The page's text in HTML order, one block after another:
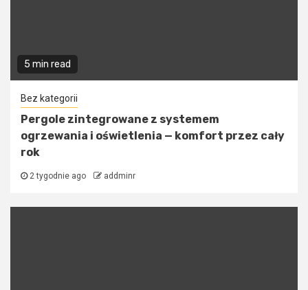
5 min read
Bez kategorii
Pergole zintegrowane z systemem
ogrzewania i oświetlenia — komfort przez cały
rok
2 tygodnie ago addminr